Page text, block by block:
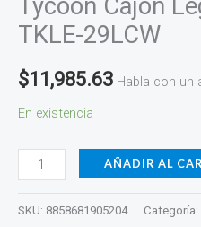
Tycoon Cajón
TKLE-29LCW
$11,985.63 Habla con un
En existencia
cantidad
AÑADIR AL
SKU: 8858681905204 Categoría: